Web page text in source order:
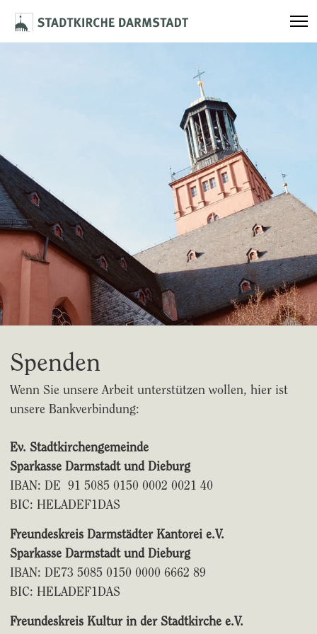
Spenden
Wenn Sie unsere Arbeit unterstützen wollen, hier ist
unsere Bankverbindung:
Ev. Stadtkirchengemeinde
Sparkasse Darmstadt und Dieburg
IBAN: DE 91 5085 0150 0002 0021 40
BIC: HELADEF1DAS
Freundeskreis Darmstädter Kantorei e.V.
Sparkasse Darmstadt und Dieburg
IBAN: DE73 5085 0150 0000 6662 89
BIC: HELADEF1DAS
Freundeskreis Kultur in der Stadtkirche e.V.